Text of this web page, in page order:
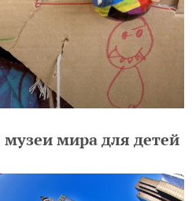
мира для детей